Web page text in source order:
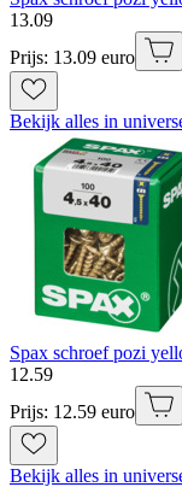
13.09
Prijs: 13.09 euro
Bekijk alles in
Spax schroef pozi
12.59
Prijs: 12.59 euro
Bekijk alles in